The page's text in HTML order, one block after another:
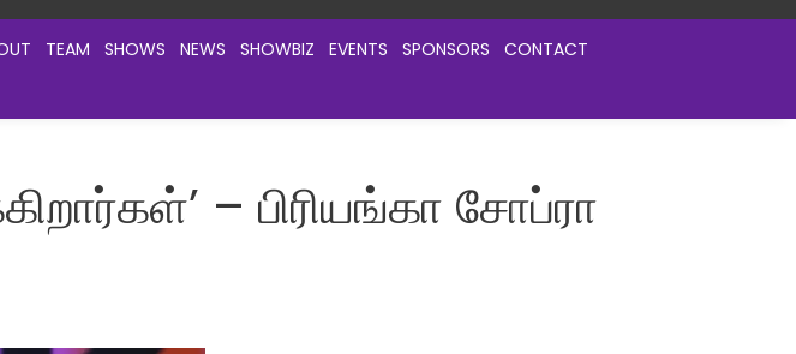
TEAM SHOWS NEWS SHOWBIZ EVENTS SPONSORS CONTACT
– பிரியங்கா சோப்ரா